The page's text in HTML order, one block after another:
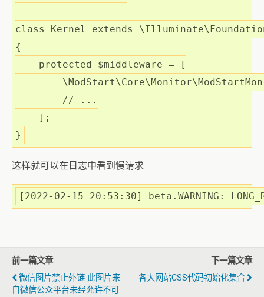
class Kernel extends \Illuminate\
{
protected
$middleware = [
        // ...
    ];
}
这样就可以在日志中看到慢请求
[ 2022- 02- 15 20 : 53 : 30] beta .WARNING :
前一篇文章
微信图片禁止外链 此图片来
自微信公众平台未经允许不可
下一篇文章
各大网站CSS代码初始化集合